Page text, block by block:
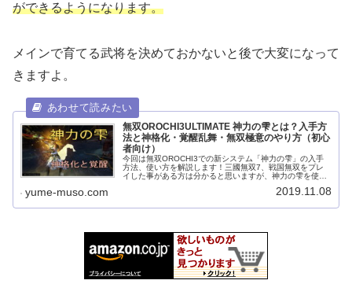
ができるようになります。
メインで育てる武将を決めておかないと後で大変になって
きますよ。
無双OROCHI3ULTIMATE 神力の雫とは？入手方
法と神格化・覚醒乱舞・無双極意のやり方（初心
者向け）
今回は無双OROCHI3での新システム「神力の雫」の入手
方法、使い方を解説します！三國無双7、戦国無双をプレ
イした事がある方は分かると思いますが、神力の雫を使う
yume-muso.com 2019.11.08